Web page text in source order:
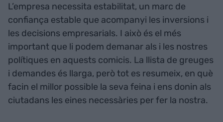
L’empresa necessita estabilitat, un marc de
confiança estable que acompanyi les inversions i
les decisions empresarials. I això és el més
important que li podem demanar als i les nostres
polítiques en aquests comicis. La llista de greuges
i demandes és llarga, però tot es resumeix, en què
facin el millor possible la seva feina i ens donin als
ciutadans les eines necessàries per fer la nostra.